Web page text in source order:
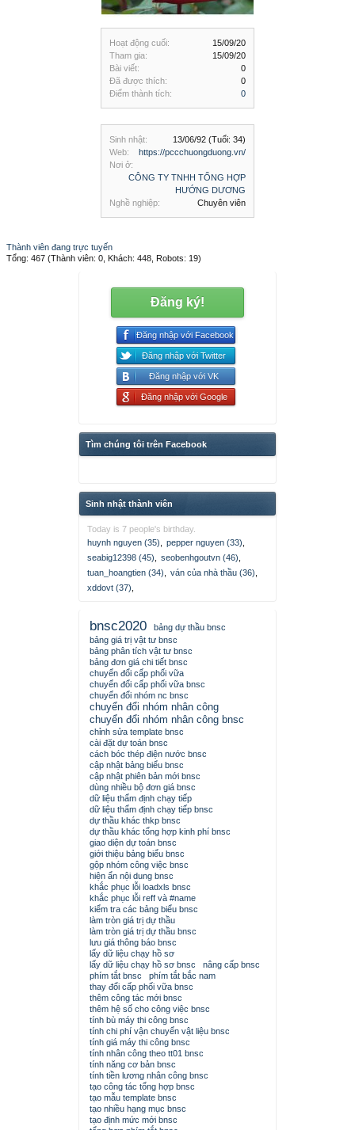
Hoạt động cuối:
15/09/20
Tham gia:
15/09/20
Bài viết:
0
Đã được thích:
0
Điểm thành tích:
0
Sinh nhật: 13/06/92 (Tuổi: 34)
Web:
https://pccchuongduong.vn/
Nơi ở:
CÔNG TY TNHH TỔNG HỢP
HƯỚNG DƯƠNG
Nghề nghiệp:
Chuyên viên
Thành viên đang trực tuyến
Tổng: 467 (Thành viên: 0, Khách: 448, Robots: 19)
Đăng ký!
Đăng nhập với Facebook
Đăng nhập với Twitter
Đăng nhập với VK
Đăng nhập với Google
Tìm chúng tôi trên Facebook
Sinh nhật thành viên
Today is 7 people's birthday.
huynh nguyen (35)
pepper nguyen (33)
seabig12398 (45)
seobenhgoutvn (46)
tuan_hoangtien (34)
ván của nhà thầu (36)
xddovt (37)
bnsc2020
bảng dự thầu bnsc
bảng giá trị vật tư bnsc
bảng phân tích vật tư bnsc
bảng đơn giá chi tiết bnsc
chuyển đổi cấp phối vữa
chuyển đổi cấp phối vữa bnsc
chuyển đổi nhóm nc bnsc
chuyển đổi nhóm nhân công
chuyển đổi nhóm nhân công bnsc
chỉnh sửa template bnsc
cài đặt dự toán bnsc
cách bóc thép điện nước bnsc
cập nhật bảng biểu bnsc
cập nhật phiên bản mới bnsc
dùng nhiều bộ đơn giá bnsc
dữ liệu thẩm định chạy tiếp
dữ liệu thẩm định chạy tiếp bnsc
dự thầu khác thkp bnsc
dự thầu khác tổng hợp kinh phí bnsc
giao diện dự toán bnsc
giới thiệu bảng biểu bnsc
gộp nhóm công việc bnsc
hiện ẩn nội dung bnsc
khắc phục lỗi loadxls bnsc
khắc phục lỗi reff và #name
kiểm tra các bảng biểu bnsc
làm tròn giá trị dự thầu
làm tròn giá trị dự thầu bnsc
lưu giá thông báo bnsc
lấy dữ liệu chạy hồ sơ
lấy dữ liệu chạy hồ sơ bnsc
nâng cấp bnsc
phím tắt bnsc
phím tắt bắc nam
thay đổi cấp phối vữa bnsc
thêm công tác mới bnsc
thêm hệ số cho công việc bnsc
tính bù máy thi công bnsc
tính chi phí vận chuyển vật liệu bnsc
tính giá máy thi công bnsc
tính nhân công theo tt01 bnsc
tính năng cơ bản bnsc
tính tiền lương nhân công bnsc
tạo công tác tổng hợp bnsc
tạo mẫu template bnsc
tạo nhiều hạng mục bnsc
tạo định mức mới bnsc